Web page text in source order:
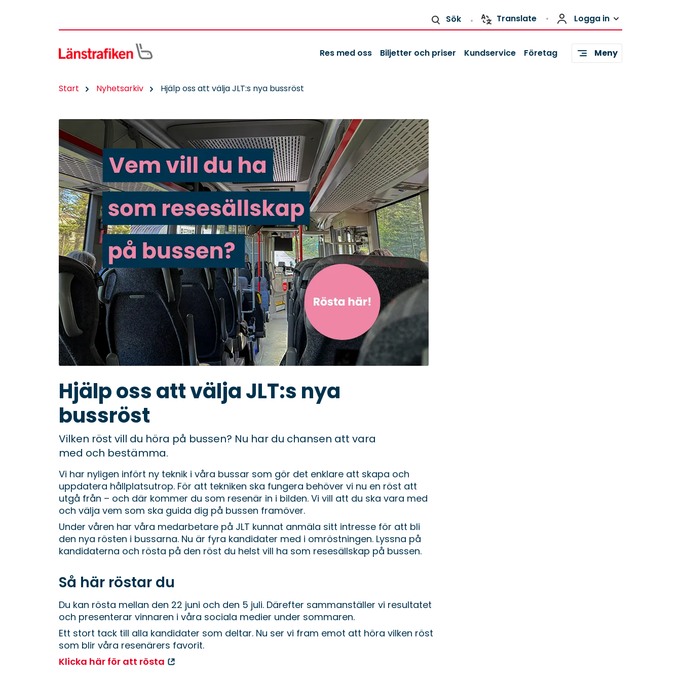
Sök Translate Logga in
Res med oss Biljetter och priser Kundservice Företag Meny
Start Nyhetsarkiv Hjälp oss att välja JLT:s nya bussröst
Hjälp oss att välja JLT:s nya
bussröst
Vilken röst vill du höra på bussen? Nu har du chansen att vara
med och bestämma.
Vi har nyligen infört ny teknik i våra bussar som gör det enklare att skapa och
uppdatera hållplatsutrop. För att tekniken ska fungera behöver vi nu en röst att
utgå från – och där kommer du som resenär in i bilden. Vi vill att du ska vara med
och välja vem som ska guida dig på bussen framöver.
Under våren har våra medarbetare på JLT kunnat anmäla sitt intresse för att bli
den nya rösten i bussarna. Nu är fyra kandidater med i omröstningen. Lyssna på
kandidaterna och rösta på den röst du helst vill ha som resesällskap på bussen.
Så här röstar du
Du kan rösta mellan den 22 juni och den 5 juli. Därefter sammanställer vi resultatet
och presenterar vinnaren i våra sociala medier under sommaren.
Ett stort tack till alla kandidater som deltar. Nu ser vi fram emot att höra vilken röst
som blir våra resenärers favorit.
Klicka här för att rösta